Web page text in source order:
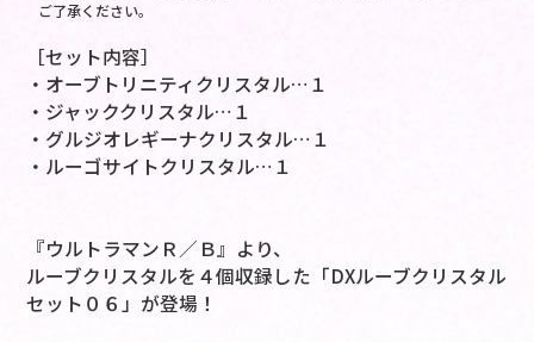
ご了承ください。
［セット内容］
・オーブトリニティクリスタル…１
・ジャッククリスタル…１
・グルジオレギーナクリスタル…１
・ルーゴサイトクリスタル…１
『ウルトラマンＲ／Ｂ』より、
ルーブクリスタルを４個収録した「DXルーブクリスタル
セット０６」が登場！